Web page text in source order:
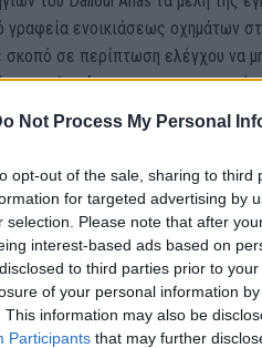
Not Process My Personal
opt-out of the sale, sharing to
for targeted advertising by
selection. Please note that after
interest-based ads based on
to third parties prior to
of your personal information
This information may also be
Participants that may further
γραφεία ενοικιάσεως οχημάτων
σκοπό σε περίπτωση ελέγχου να
πληρώνουν στην
για την μεταφορά με σκάφος από
houses) και 30 ευρώ έκαστος
χειρίζονται οι δικηγόροι κ.κ.